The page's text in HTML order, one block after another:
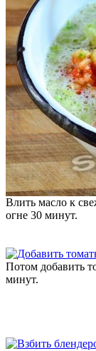
Влить масло к
огне 30 минут.
Потом добавить
минут.